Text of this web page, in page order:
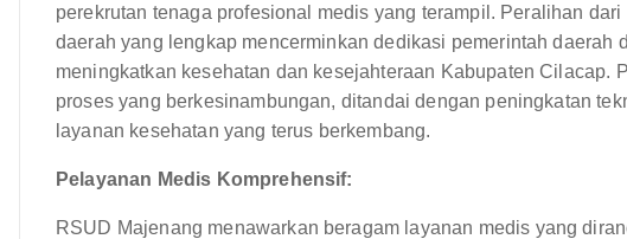
perekrutan tenaga profesional medis yang terampil. Peralihan
daerah yang lengkap mencerminkan dedikasi pemerintah daerah
meningkatkan kesehatan dan kesejahteraan Kabupaten Cilacap.
proses yang berkesinambungan, ditandai dengan peningkatan
layanan kesehatan yang terus berkembang.
Pelayanan Medis Komprehensif:
RSUD Majenang menawarkan beragam layanan medis yang